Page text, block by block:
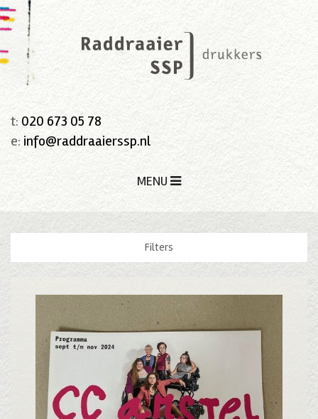
t: 020 673 05 78
e: info@raddraaierssp.nl
MENU
Filters